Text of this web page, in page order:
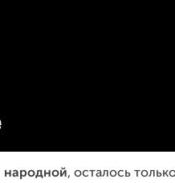
народной, осталось